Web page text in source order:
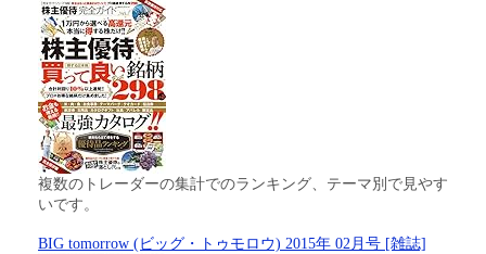
複数のトレーダーの集計でのランキング、テーマ別で見やす
いです。
BIG tomorrow (ビッグ・トゥモロウ) 2015年 02月号 [雑誌]